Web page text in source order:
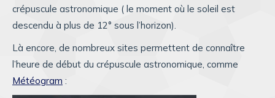
crépuscule astronomique ( le moment où le soleil est
descendu à plus de 12° sous l’horizon).
Là encore, de nombreux sites permettent de connaître
l’heure de début du crépuscule astronomique, comme
Météogram :